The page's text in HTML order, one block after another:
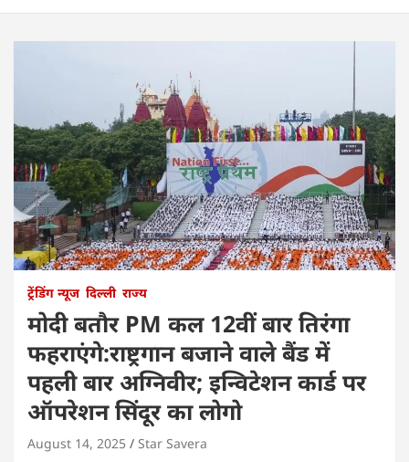
ट्रेंडिंग न्यूज दिल्ली राज्य
मोदी बतौर PM कल 12वीं बार तिरंगा
फहराएंगे:राष्ट्रगान बजाने वाले बैंड में
पहली बार अग्निवीर; इन्विटेशन कार्ड पर
ऑपरेशन सिंदूर का लोगो
August 14, 2025 Star Savera